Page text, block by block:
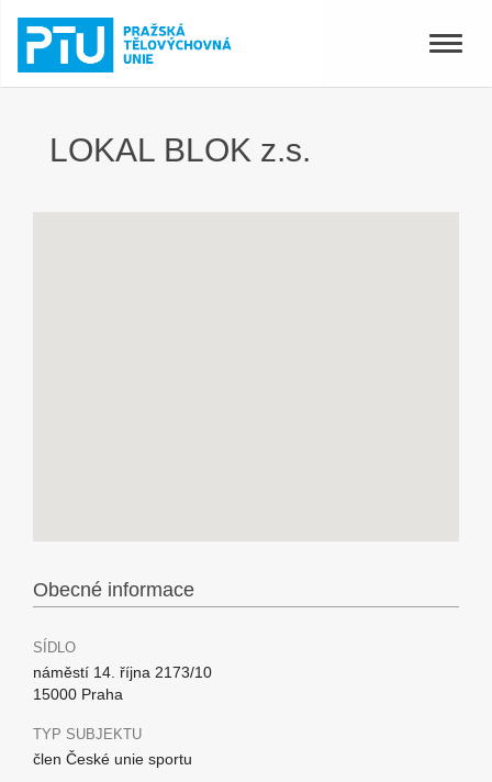
Toggle
LOKAL BLOK z.s.
Obecné informace
SÍDLO
náměstí 14. října 2173/10
15000 Praha
TYP SUBJEKTU
člen České unie sportu